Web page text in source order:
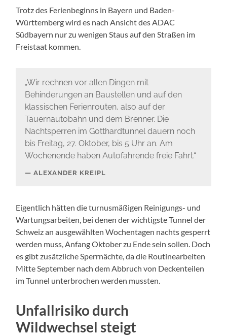
Trotz des Ferienbeginns in Bayern und Baden-
Württemberg wird es nach Ansicht des ADAC
Südbayern nur zu wenigen Staus auf den Straßen im
Freistaat kommen.
„Wir rechnen vor allen Dingen mit
Behinderungen an Baustellen und auf den
klassischen Ferienrouten, also auf der
Tauernautobahn und dem Brenner. Die
Nachtsperren im Gotthardtunnel dauern noch
bis Freitag, 27. Oktober, bis 5 Uhr an. Am
Wochenende haben Autofahrende freie Fahrt.“
ALEXANDER KREIPL
Eigentlich hätten die turnusmäßigen Reinigungs- und
Wartungsarbeiten, bei denen der wichtigste Tunnel der
Schweiz an ausgewählten Wochentagen nachts gesperrt
werden muss, Anfang Oktober zu Ende sein sollen. Doch
es gibt zusätzliche Sperrnächte, da die Routinearbeiten
Mitte September nach dem Abbruch von Deckenteilen
im Tunnel unterbrochen werden mussten.
Unfallrisiko durch
Wildwechsel steigt